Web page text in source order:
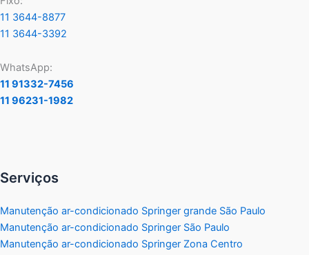
11 3644-8877
11 3644-3392
WhatsApp:
11 91332-7456
11 96231-1982
Serviços
Manutenção ar-condicionado Springer grande São Paulo
Manutenção ar-condicionado Springer São Paulo
Manutenção ar-condicionado Springer Zona Centro